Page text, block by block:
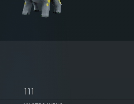
111